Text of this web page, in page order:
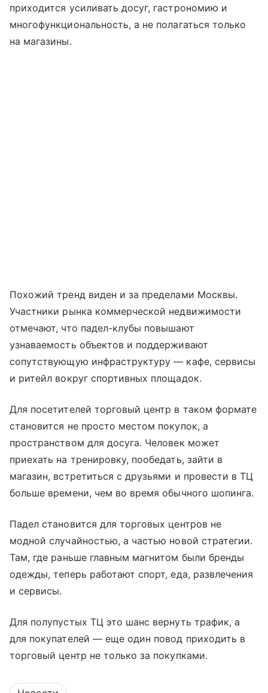
приходится усиливать досуг, гастрономию и
многофункциональность, а не полагаться только
на магазины.
Похожий тренд виден и за пределами Москвы.
Участники рынка коммерческой недвижимости
отмечают, что падел-клубы повышают
узнаваемость объектов и поддерживают
сопутствующую инфраструктуру — кафе, сервисы
и ритейл вокруг спортивных площадок.
Для посетителей торговый центр в таком формате
становится не просто местом покупок, а
пространством для досуга. Человек может
приехать на тренировку, пообедать, зайти в
магазин, встретиться с друзьями и провести в ТЦ
больше времени, чем во время обычного шопинга.
Падел становится для торговых центров не
модной случайностью, а частью новой стратегии.
Там, где раньше главным магнитом были бренды
одежды, теперь работают спорт, еда, развлечения
и сервисы.
Для полупустых ТЦ это шанс вернуть трафик, а
для покупателей — еще один повод приходить в
торговый центр не только за покупками.